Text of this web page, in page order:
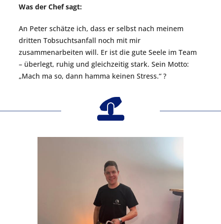
Was der Chef sagt:
An Peter schätze ich, dass er selbst nach meinem
dritten Tobsuchtsanfall noch mit mir
zusammenarbeiten will. Er ist die gute Seele im Team
– überlegt, ruhig und gleichzeitig stark. Sein Motto:
„Mach ma so, dann hamma keinen Stress.“ ?